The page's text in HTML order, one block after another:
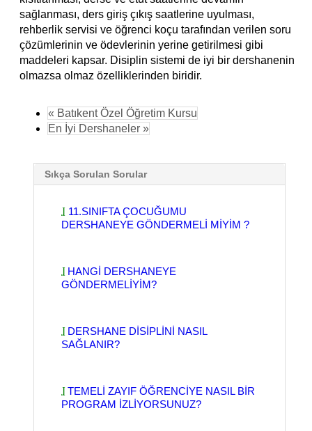
sağlanması, ders giriş çıkış saatlerine uyulması,
rehberlik servisi ve öğrenci koçu tarafından verilen soru
çözümlerinin ve ödevlerinin yerine getirilmesi gibi
maddeleri kapsar. Disiplin sistemi de iyi bir dershanenin
olmazsa olmaz özelliklerinden biridir.
« Batıkent Özel Öğretim Kursu
En İyi Dershaneler »
Sıkça Sorulan Sorular
11.SINIFTA ÇOCUĞUMU
DERSHANEYE GÖNDERMELİ MİYİM ?
HANGİ DERSHANEYE
GÖNDERMELİYİM?
DERSHANE DİSİPLİNİ NASIL
SAĞLANIR?
TEMELİ ZAYIF ÖĞRENCİYE NASIL BİR
PROGRAM İZLİYORSUNUZ?